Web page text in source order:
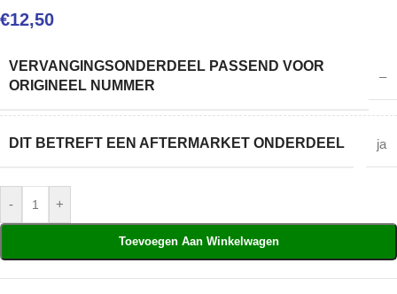
€12,50
VERVANGINGSONDERDEEL PASSEND VOOR
ORIGINEEL NUMMER
–
DIT BETREFT EEN AFTERMARKET ONDERDEEL ja
- +
Toevoegen Aan Winkelwagen